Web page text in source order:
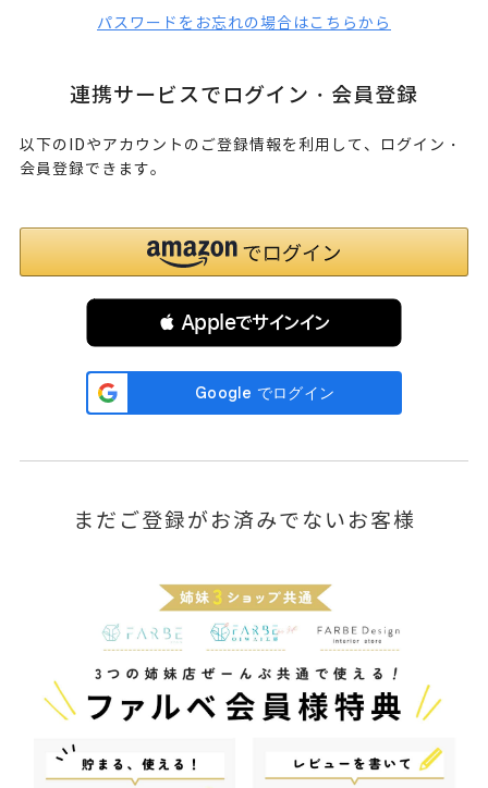
パスワードをお忘れの場合はこちらから
連携サービスでログイン・会員登録
以下のIDやアカウントのご登録情報を利用して、ログイン・
会員登録できます。
 Appleでサインイン
まだご登録がお済みでないお客様